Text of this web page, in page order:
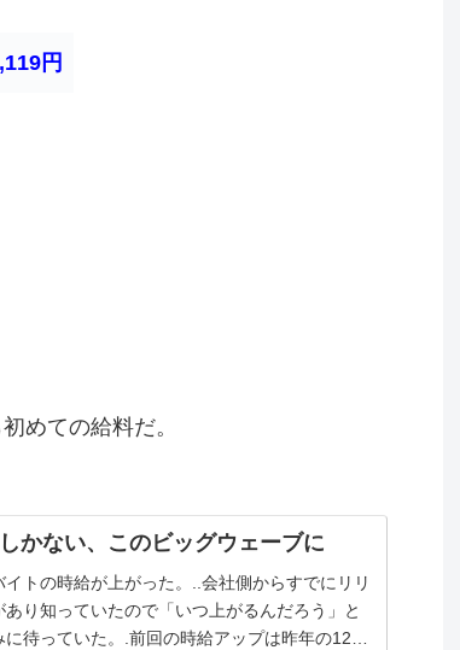
円
めての給料だ。
かない、このビッグウェーブに
イトの時給が上がった。..会社側からすでにリリ
あり知っていたので「いつ上がるんだろう」と
に待っていた。.前回の時給アップは昨年の12月